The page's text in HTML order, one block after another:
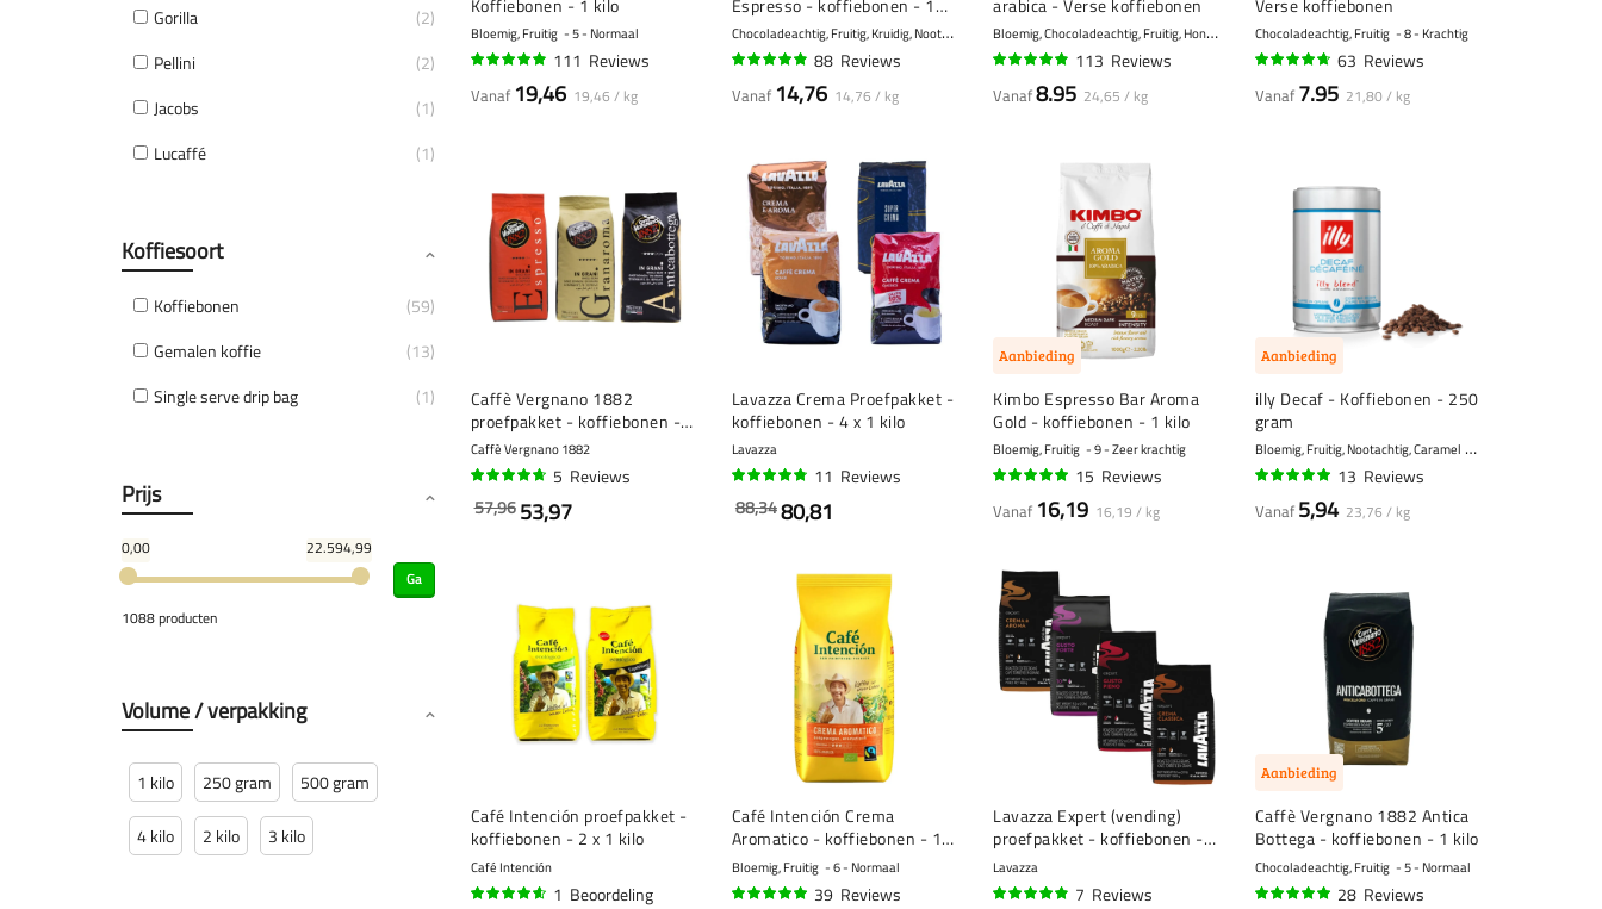
Koffiebonen - 1 kilo
Bloemig, Fruitig 5 - Normaal
111 Reviews
Vanaf 19,46 19,46 / kg
Espresso - koffiebonen - 1
kilo
C
hocoladeachtig, Fruitig, Kruidig, Nootachtig, Vanille 8 - Krachtig
88 Reviews
Vanaf 14,76 14,76 / kg
arabica - Verse koffiebonen
B
loemig, Chocoladeachtig, Fruitig, Honing 10 - Zeer krachtig
113 Reviews
Vanaf8.95 24,65 / kg
Verse koffiebonen
Chocoladeachtig, Fruitig 8 - Krachtig
63 Reviews
Vanaf 7.95 21,80 / kg
Caffè Vergnano 1882
proefpakket - koffiebonen - 3
x 1 kilo
Caffè Vergnano 1882
5 Reviews
53,97
57,96
Lavazza Crema Proefpakket -
koffiebonen - 4 x 1 kilo
Lavazza
11 Reviews
80,81
88,34
Aanbieding
Kimbo Espresso Bar Aroma
Gold - koffiebonen - 1 kilo
Bloemig, Fruitig 9 - Zeer krachtig
15 Reviews
Vanaf 16,19 16,19 / kg
Aanbieding
illy Decaf - Koffiebonen - 250
gram
Bloemig, Fruitig, Nootachtig, Caramel 7 - Krachtig
13 Reviews
Vanaf 5,94 23,76 / kg
Café Intención proefpakket -
koffiebonen - 2 x 1 kilo
Café Intención
1 Beoordeling
Café Intención Crema
Aromatico - koffiebonen - 1
kilo
Bloemig, Fruitig 6 - Normaal
39 Reviews
Lavazza Expert (vending)
proefpakket - koffiebonen - 4
x 1 kilo
Lavazza
7 Reviews
Aanbieding
Caffè Vergnano 1882 Antica
Bottega - koffiebonen - 1 kilo
Chocoladeachtig, Fruitig 5 - Normaal
28 Reviews
Gorilla
2
Pellini
2
Jacobs
1
Lucaffé
1
Koffiesoort
Koffiebonen
59
Gemalen koffie
13
Single serve drip bag
1
Prijs
0,00 22.594,99
Ga
1088 producten
Volume / verpakking
1 kilo 250 gram 500 gram
4 kilo 2 kilo 3 kilo